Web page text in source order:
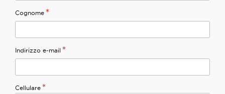
Cognome *
Indirizzo e-mail *
Cellulare *